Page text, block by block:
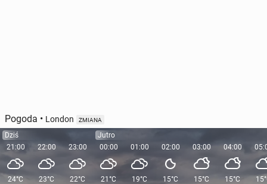
Pogoda • London ZMIANA
Dziś
21:00
24°C
22:00
23°C
23:00
22°C
Jutro
00:00
21°C
01:00
19°C
02:00
15°C
03:00
15°C
04:00
15°C